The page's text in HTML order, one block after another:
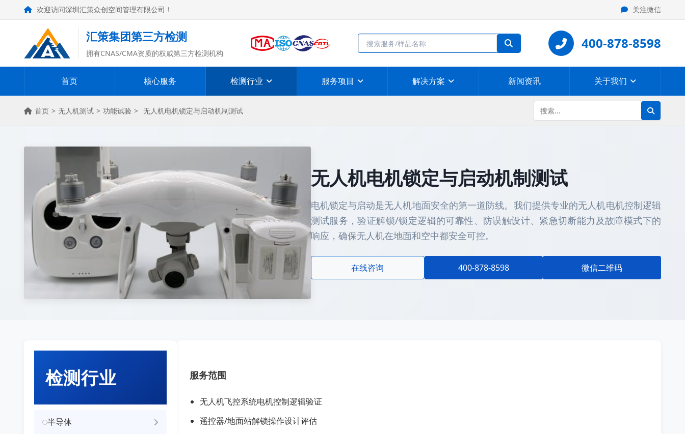
欢迎访问深圳汇策众创空间管理有限公司！ 关注微信
汇策集团第三方检测
拥有CNAS/CMA资质的权威第三方检测机构
400-878-8598
首页 核心服务 检测行业 服务项目 解决方案 新闻资讯 关于我们
首页 > 无人机测试 > 功能试验 > 无人机电机锁定与启动机制测试
无人机电机锁定与启动机制测试
电机锁定与启动是无人机地面安全的第一道防线。我们提供专业的无人机电机控制逻辑
测试服务，验证解锁/锁定逻辑的可靠性、防误触设计、紧急切断能力及故障模式下的
响应，确保无人机在地面和空中都安全可控。
在线咨询 400-878-8598 微信二维码
服务范围
无人机飞控系统电机控制逻辑验证
遥控器/地面站解锁操作设计评估
检测行业
半导体